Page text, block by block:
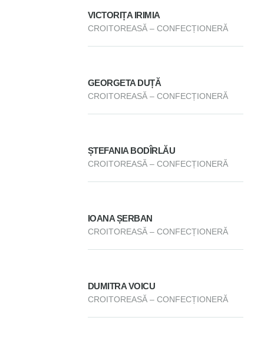
VICTORIȚA IRIMIA
CROITOREASĂ – CONFECȚIONERĂ
GEORGETA DUȚĂ
CROITOREASĂ – CONFECȚIONERĂ
ȘTEFANIA BODÎRLĂU
CROITOREASĂ – CONFECȚIONERĂ
IOANA ȘERBAN
CROITOREASĂ – CONFECȚIONERĂ
DUMITRA VOICU
CROITOREASĂ – CONFECȚIONERĂ